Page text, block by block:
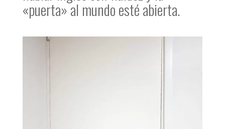
«puerta» al mundo esté abierta.